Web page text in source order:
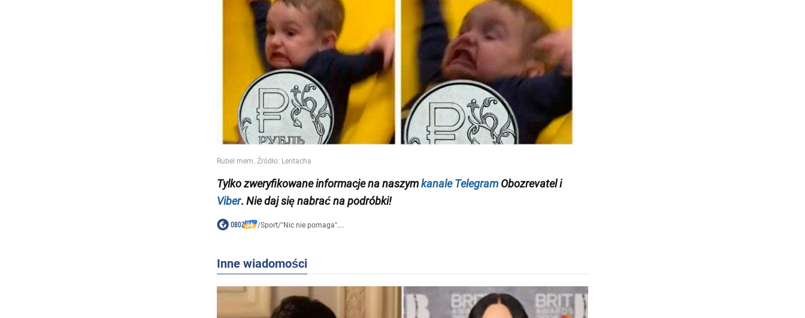
Tylkozweryfikowane informacje na naszymkanale Telegram Obozrevatel i
Viber. Nie daj się nabrać na podróbki!
/Sport/"Nic nie pomaga"....
Inne wiadomości